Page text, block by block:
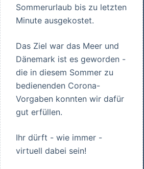
Sommerurlaub bis zu letzten
Minute ausgekostet.
Das Ziel war das Meer und
Dänemark ist es geworden -
die in diesem Sommer zu
bedienenden Corona-
Vorgaben konnten wir dafür
gut erfüllen.
Ihr dürft - wie immer -
virtuell dabei sein!